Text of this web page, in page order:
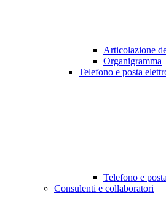
Articolazione
Organigramma
Telefono e posta
Telefono e
Consulenti e collaboratori